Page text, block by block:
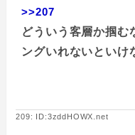
>>207
どういう客層か掴む
ングいれないといけ
209: ID:3zddHOWX.net